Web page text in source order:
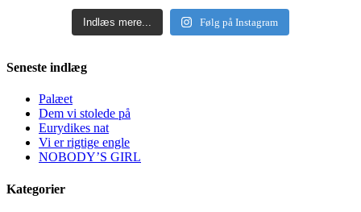
Indlæs mere... Følg på Instagram
Seneste indlæg
Palæet
Dem vi stolede på
Eurydikes nat
Vi er rigtige engle
NOBODY’S GIRL
Kategorier